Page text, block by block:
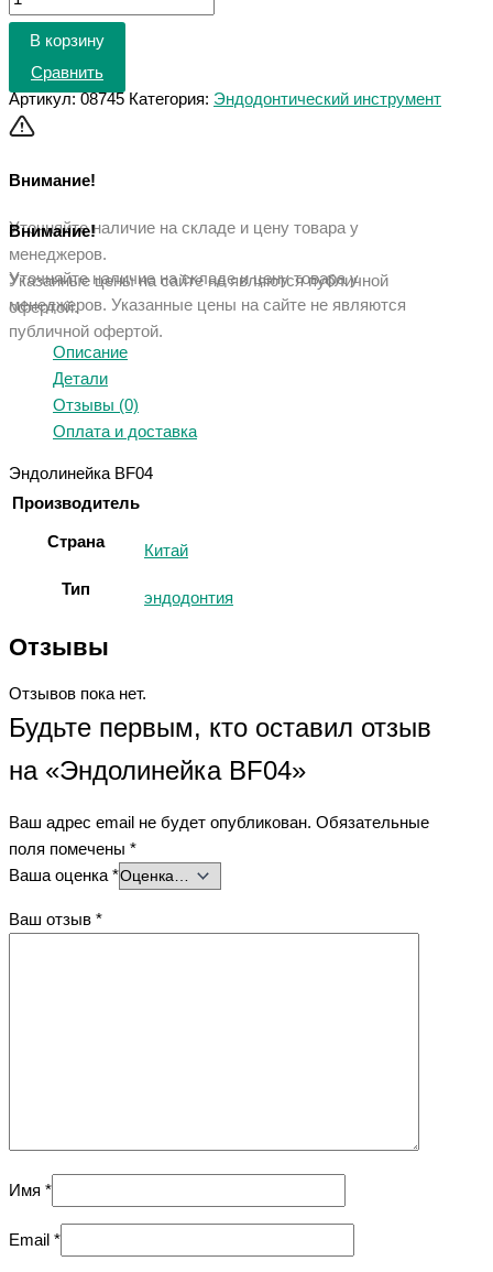
В корзину
Сравнить
Артикул:08745 Категория: Эндодонтический инструмент
Внимание!
Уточняйте наличие на складе и цену товара у
менеджеров.
Указанные цены на сайте не являются публичной
офертой.
Внимание!
Уточняйте наличие на складе и цену товара у
менеджеров. Указанные цены на сайте не являются
публичной офертой.
Описание
Детали
Отзывы (0)
Оплата и доставка
Эндолинейка BF04
Производитель
Страна Китай
Тип эндодонтия
Отзывы
Отзывов пока нет.
Будьте первым, кто оставил отзыв
на «Эндолинейка BF04»
Ваш адрес email не будет опубликован. Обязательные
поля помечены *
Ваша оценка *
Ваш отзыв *
Имя *
Email *